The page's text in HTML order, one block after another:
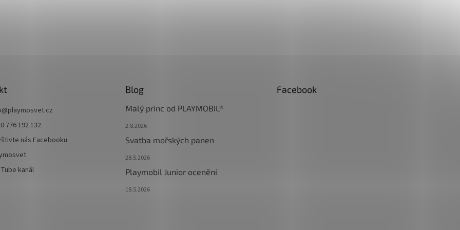
@playmosvet.cz
776 192 132
nás Facebooku
kanál
Blog
Malý princ od PLAYMOBIL®
2.8.2026
Svatba mořských panen
28.5.2026
Playmobil Junior ocenění
18.5.2026
Facebook